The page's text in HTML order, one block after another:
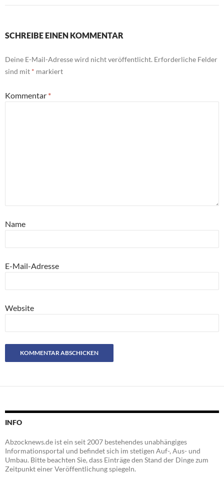
SCHREIBE EINEN KOMMENTAR
Deine E-Mail-Adresse wird nicht veröffentlicht. Erforderliche Felder
sind mit * markiert
Kommentar *
Name
E-Mail-Adresse
Website
INFO
Abzocknews.de ist ein seit 2007 bestehendes unabhängiges
Informationsportal und befindet sich im stetigen Auf-, Aus- und
Umbau. Bitte beachten Sie, dass Einträge den Stand der Dinge zum
Zeitpunkt einer Veröffentlichung spiegeln.